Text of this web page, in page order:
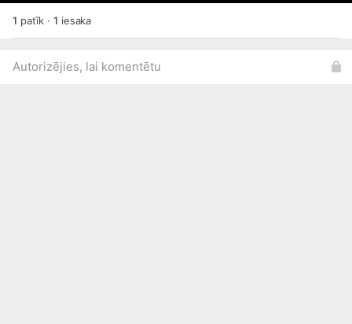
1 patīk ·1 iesaka
Autorizējies, lai komentētu